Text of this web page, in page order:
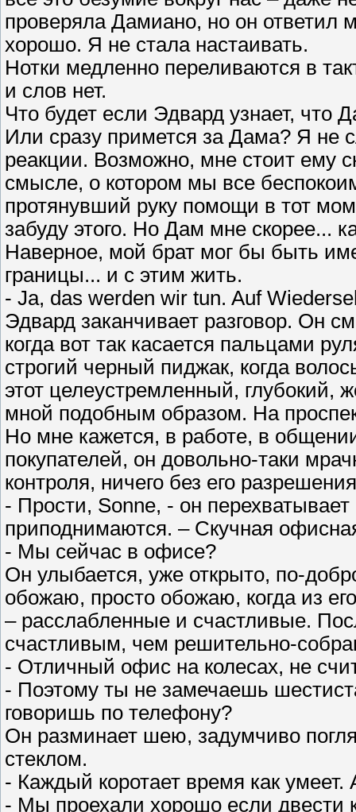
проверяла Дамиано, но он ответил
хорошо. Я не стала настаивать.
Нотки медленно переливаются в
и слов нет.
Что будет если Эдвард узнает,
Или сразу примется за Дама? Я не
реакции. Возможно, мне стоит ему
смысле, о котором мы все
протянувший руку помощи в тот
забуду этого. Но Дам мне скорее...
Наверное, мой брат мог бы быть
границы... и с этим жить.
- Ja, das werden wir tun. Auf
Эдвард заканчивает разговор. Он
когда вот так касается пальцами
строгий черный пиджак, когда
этот целеустремленный, глубокий,
мной подобным образом. На
Но мне кажется, в работе, в
покупателей, он довольно-таки
контроля, ничего без его
- Прости, Sonne, - он перехватывает
приподнимаются. – Скучная
- Мы сейчас в офисе?
Он улыбается, уже открыто, по-
обожаю, просто обожаю, когда из
– расслабленные и счастливые.
счастливым, чем решительно-
- Отличный офис на колесах, не
- Поэтому ты не замечаешь
говоришь по телефону?
Он разминает шею, задумчиво
стеклом.
- Каждый коротает время как
- Мы проехали хорошо если двести